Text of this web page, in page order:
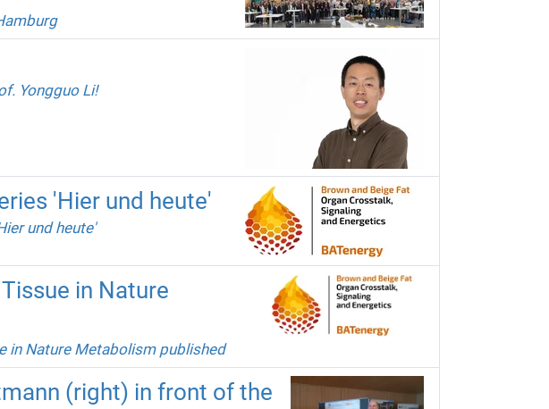
Yongguo Li!
'Hier und heute'
und heute'
in Nature
in Nature Metabolism published
(right) in front of the